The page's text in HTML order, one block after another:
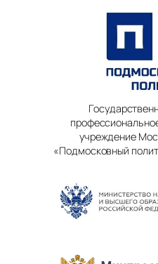
учреждение
«Подмосковный